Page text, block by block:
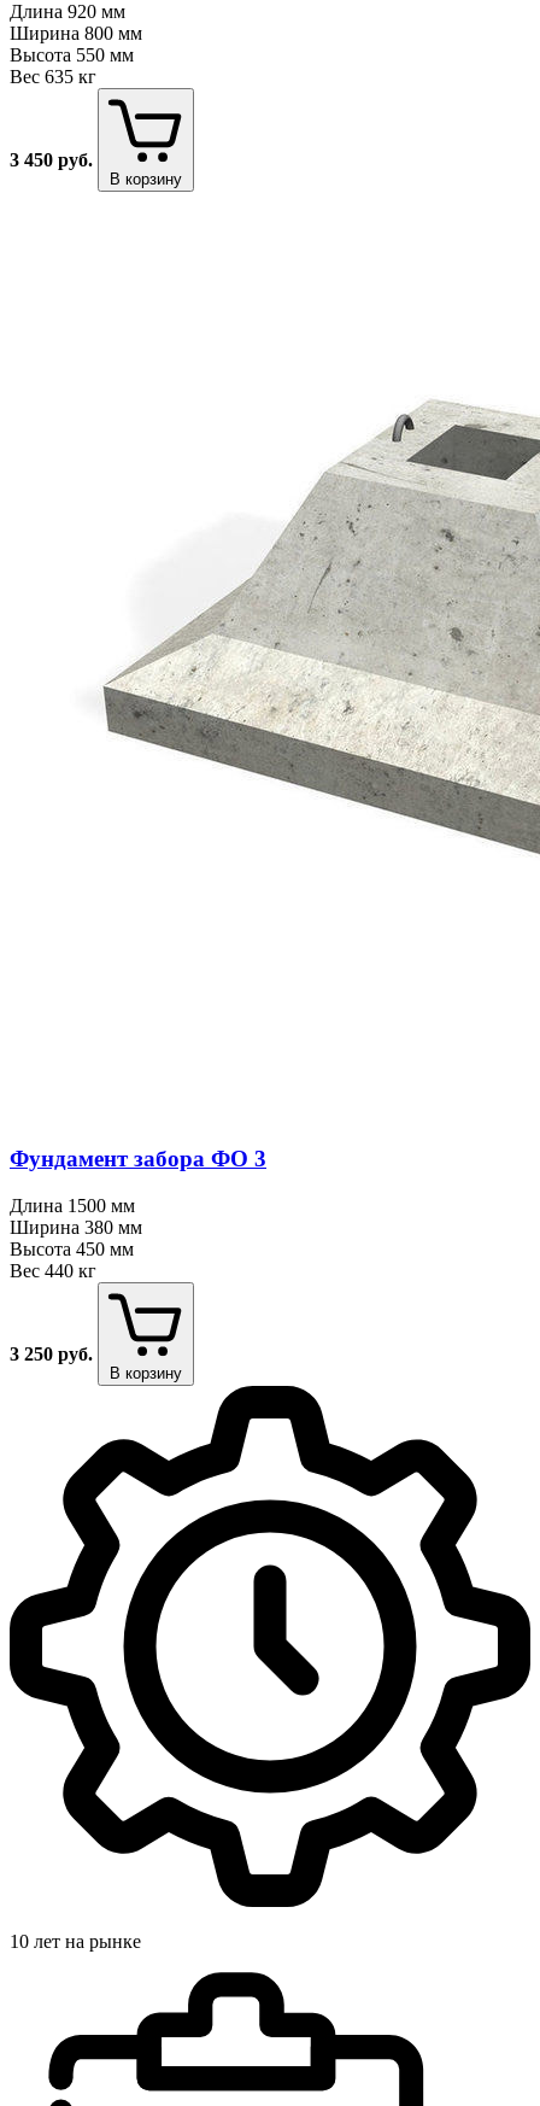
Длина 920 мм
Ширина 800 мм
Высота 550 мм
Вес 635 кг
3 450 руб.
В корзину
Фундамент забора ФО 3
Длина 1500 мм
Ширина 380 мм
Высота 450 мм
Вес 440 кг
3 250 руб.
В корзину
10 лет на рынке